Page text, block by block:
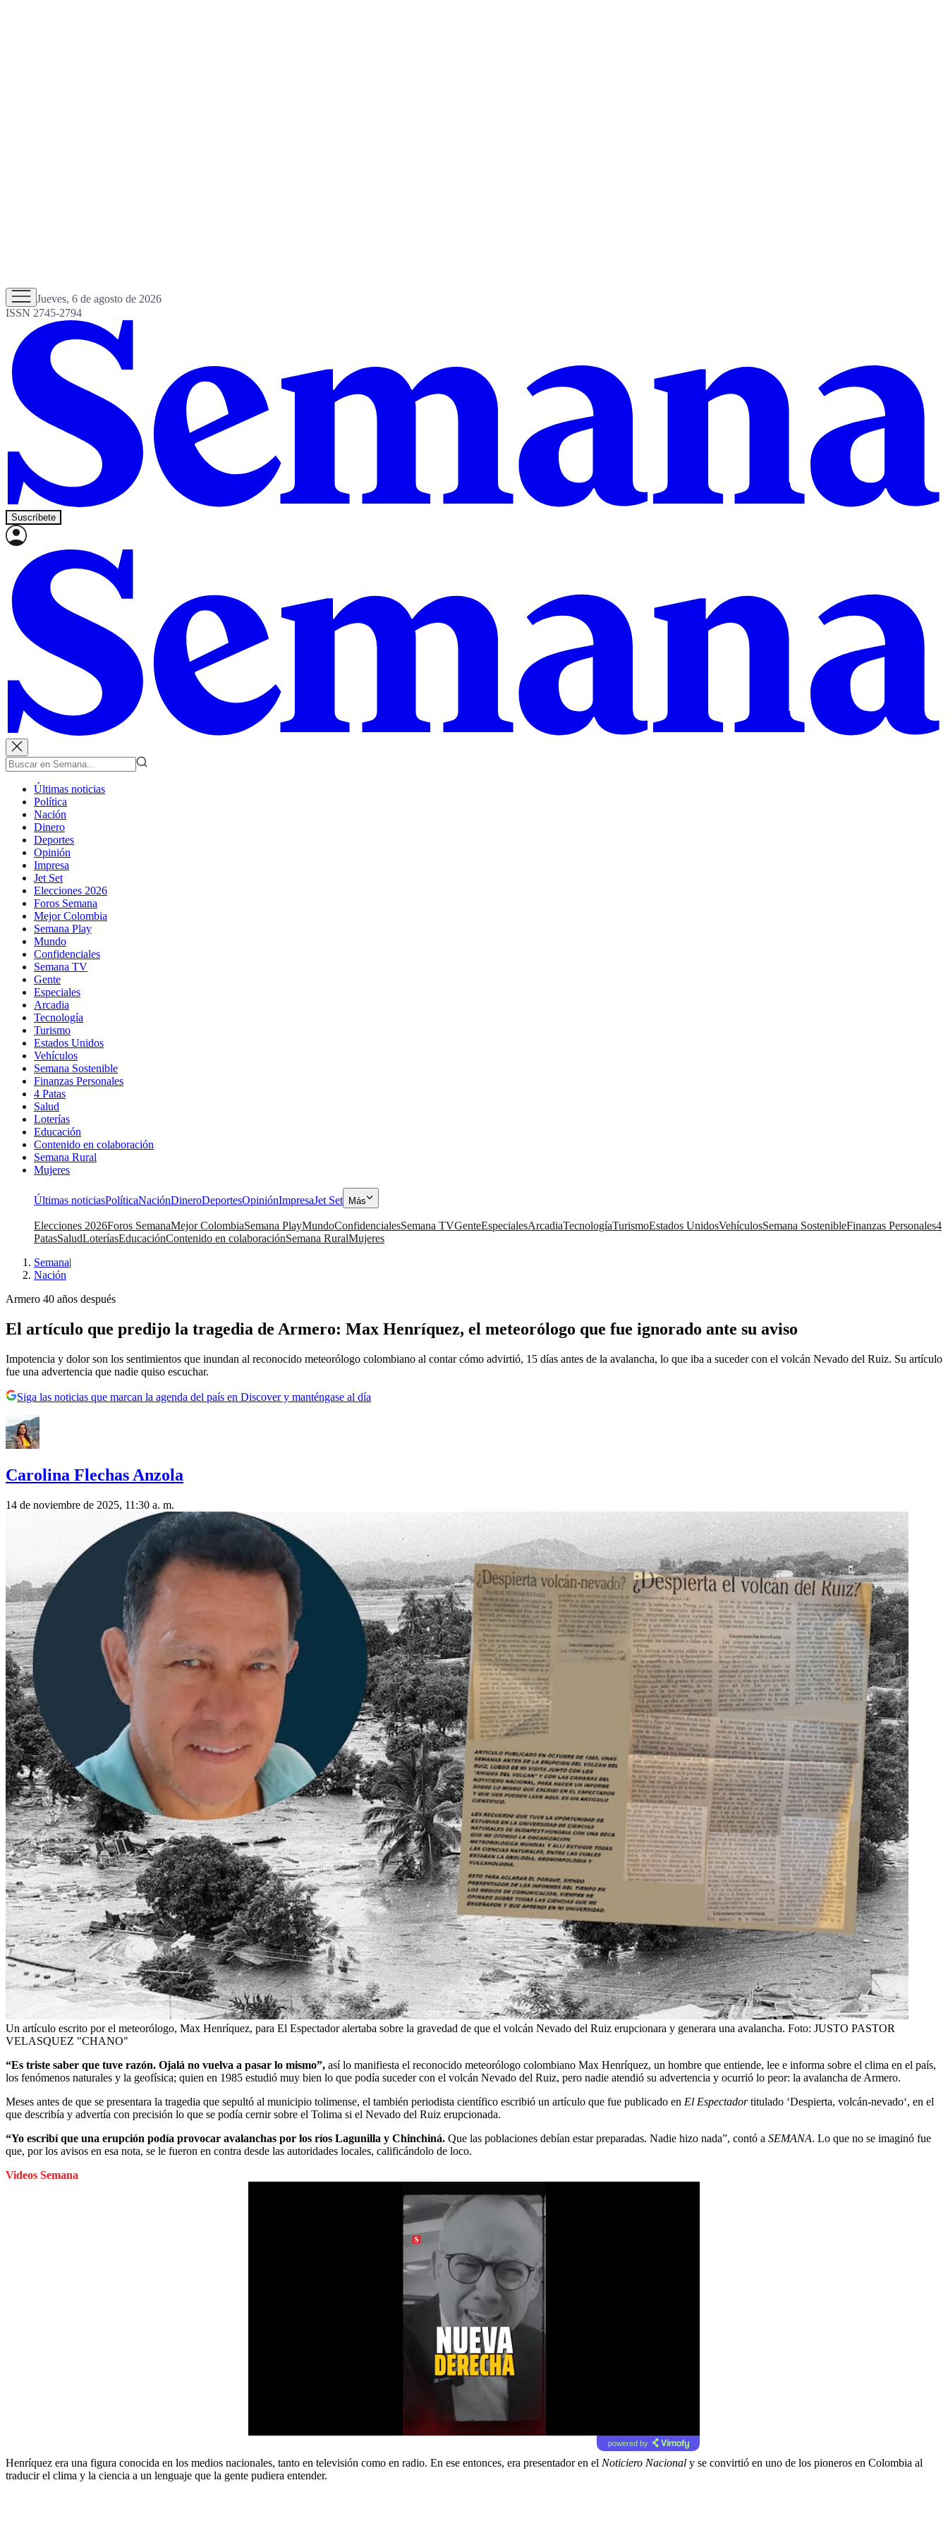
Jueves, 6 de agosto de 2026
ISSN 2745-2794
Suscríbete
Últimas noticias
Política
Nación
Dinero
Deportes
Opinión
Impresa
Jet Set
Elecciones 2026
Foros Semana
Mejor Colombia
Semana Play
Mundo
Confidenciales
Semana TV
Gente
Especiales
Arcadia
Tecnología
Turismo
Estados Unidos
Vehículos
Semana Sostenible
Finanzas Personales
4 Patas
Salud
Loterías
Educación
Contenido en colaboración
Semana Rural
Mujeres
Últimas noticiasPolíticaNaciónDineroDeportesOpiniónImpresaJet Set Más
Elecciones 2026Foros SemanaMejor ColombiaSemana PlayMundoConfidencialesSemana TVGenteEspecialesArcadiaTecnologíaTurismoEstados UnidosVehículosSemana SostenibleFinanzas Personales4
PatasSaludLoteríasEducaciónContenido en colaboraciónSemana RuralMujeres
Semana|
Nación
Armero 40 años después
El artículo que predijo la tragedia de Armero: Max Henríquez, el meteorólogo que fue ignorado ante su aviso
Impotencia y dolor son los sentimientos que inundan al reconocido meteorólogo colombiano al contar cómo advirtió, 15 días antes de la avalancha, lo que iba a suceder con el volcán Nevado del Ruiz. Su artículo
fue una advertencia que nadie quiso escuchar.
Siga las noticias que marcan la agenda del país en Discover y manténgase al día
Carolina Flechas Anzola
14 de noviembre de 2025, 11:30 a. m.
Un artículo escrito por el meteorólogo, Max Henríquez, para El Espectador alertaba sobre la gravedad de que el volcán Nevado del Ruiz erupcionara y generara una avalancha. Foto: JUSTO PASTOR
VELASQUEZ "CHANO"
“Es triste saber que tuve razón. Ojalá no vuelva a pasar lo mismo”, así lo manifiesta el reconocido meteorólogo colombiano Max Henríquez, un hombre que entiende, lee e informa sobre el clima en el país,
los fenómenos naturales y la geofísica; quien en 1985 estudió muy bien lo que podía suceder con el volcán Nevado del Ruiz, pero nadie atendió su advertencia y ocurrió lo peor: la avalancha de Armero.
Meses antes de que se presentara la tragedia que sepultó al municipio tolimense, el también periodista científico escribió un artículo que fue publicado en El Espectadortitulado ‘Despierta, volcán-nevado‘, en el
que describía y advertía con precisión lo que se podía cernir sobre el Tolima si el Nevado del Ruiz erupcionada.
“Yo escribí que una erupción podía provocar avalanchas por los ríos Lagunilla y Chinchiná. Que las poblaciones debían estar preparadas. Nadie hizo nada”, contó a SEMANA. Lo que no se imaginó fue
que, por los avisos en esa nota, se le fueron en contra desde las autoridades locales, calificándolo de loco.
Videos Semana
powered by
Henríquez era una figura conocida en los medios nacionales, tanto en televisión como en radio. En ese entonces, era presentador en el Noticiero Nacional y se convirtió en uno de los pioneros en Colombia al
traducir el clima y la ciencia a un lenguaje que la gente pudiera entender.